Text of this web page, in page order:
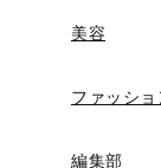
美容
ファッショ
編集部